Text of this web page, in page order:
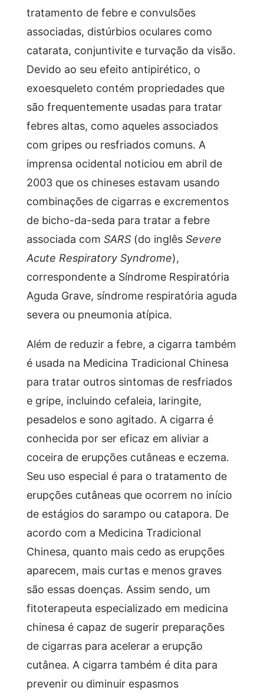
tratamento de febre e convulsões
associadas, distúrbios oculares como
catarata, conjuntivite e turvação da visão.
Devido ao seu efeito antipirético, o
exoesqueleto contém propriedades que
são frequentemente usadas para tratar
febres altas, como aqueles associados
com gripes ou resfriados comuns. A
imprensa ocidental noticiou em abril de
2003 que os chineses estavam usando
combinações de cigarras e excrementos
de bicho-da-seda para tratar a febre
associada com SARS(do inglês Severe
Acute Respiratory Syndrome),
correspondente a Síndrome Respiratória
Aguda Grave, síndrome respiratória aguda
severa ou pneumonia atípica.
Além de reduzir a febre, a cigarra também
é usada na Medicina Tradicional Chinesa
para tratar outros sintomas de resfriados
e gripe, incluindo cefaleia, laringite,
pesadelos e sono agitado. A cigarra é
conhecida por ser eficaz em aliviar a
coceira de erupções cutâneas e eczema.
Seu uso especial é para o tratamento de
erupções cutâneas que ocorrem no início
de estágios do sarampo ou catapora. De
acordo com a Medicina Tradicional
Chinesa, quanto mais cedo as erupções
aparecem, mais curtas e menos graves
são essas doenças. Assim sendo, um
fitoterapeuta especializado em medicina
chinesa é capaz de sugerir preparações
de cigarras para acelerar a erupção
cutânea. A cigarra também é dita para
prevenir ou diminuir espasmos